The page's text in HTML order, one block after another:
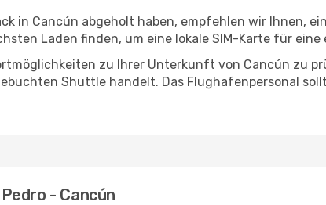
in Cancún abgeholt haben, empfehlen wir Ihnen,
Laden finden, um eine lokale SIM-Karte für
zu Ihrer Unterkunft von Cancún zu
Shuttle handelt. Das Flughafenpersonal
- Cancún